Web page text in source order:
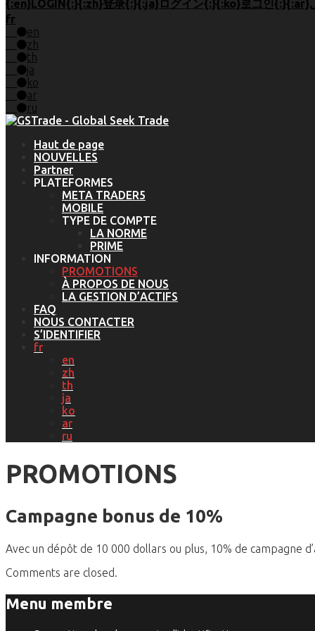
fr
en
zh
th
ja
ko
ar
ru
Haut de page
NOUVELLES
Partner
PLATEFORMES
META TRADER5
MOBILE
TYPE DE COMPTE
LA NORME
PRIME
INFORMATION
PROMOTIONS
À PROPOS DE NOUS
LA GESTION D’ACTIFS
FAQ
NOUS CONTACTER
S’IDENTIFIER
fr
en
zh
th
ja
ko
ar
ru
PROMOTIONS
Campagne bonus de 10%
Avec un dépôt de 10 000 dollars ou plus, 10% de campagne
Comments are closed.
Menu membre